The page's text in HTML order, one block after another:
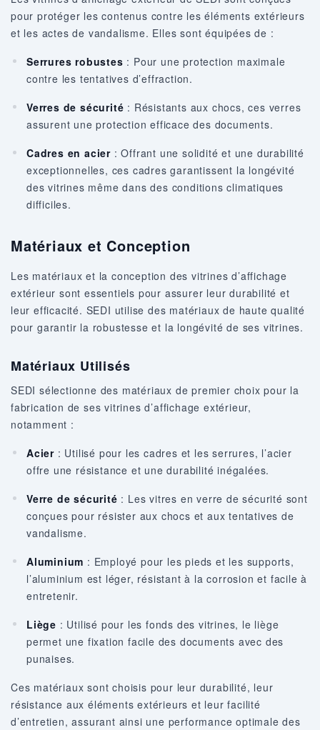
pour protéger les contenus contre les éléments extérieurs
et les actes de vandalisme. Elles sont équipées de :
Serrures robustes : Pour une protection maximale
contre les tentatives d’effraction.
Verres de sécurité : Résistants aux chocs, ces verres
assurent une protection efficace des documents.
Cadres en acier : Offrant une solidité et une durabilité
exceptionnelles, ces cadres garantissent la longévité
des vitrines même dans des conditions climatiques
difficiles.
Matériaux et Conception
Les matériaux et la conception des vitrines d’affichage
extérieur sont essentiels pour assurer leur durabilité et
leur efficacité. SEDI utilise des matériaux de haute qualité
pour garantir la robustesse et la longévité de ses vitrines.
Matériaux Utilisés
SEDI sélectionne des matériaux de premier choix pour la
fabrication de ses vitrines d’affichage extérieur,
notamment :
Acier : Utilisé pour les cadres et les serrures, l’acier
offre une résistance et une durabilité inégalées.
Verre de sécurité : Les vitres en verre de sécurité sont
conçues pour résister aux chocs et aux tentatives de
vandalisme.
Aluminium : Employé pour les pieds et les supports,
l’aluminium est léger, résistant à la corrosion et facile à
entretenir.
Liège : Utilisé pour les fonds des vitrines, le liège
permet une fixation facile des documents avec des
punaises.
Ces matériaux sont choisis pour leur durabilité, leur
résistance aux éléments extérieurs et leur facilité
d’entretien, assurant ainsi une performance optimale des